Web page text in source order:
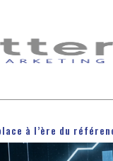
à l’ère du